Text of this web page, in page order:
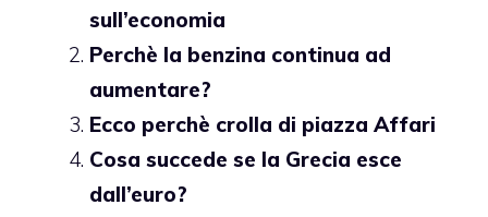
sull’economia
Perchè la benzina continua ad
aumentare?
Ecco perchè crolla di piazza Affari
Cosa succede se la Grecia esce
dall’euro?